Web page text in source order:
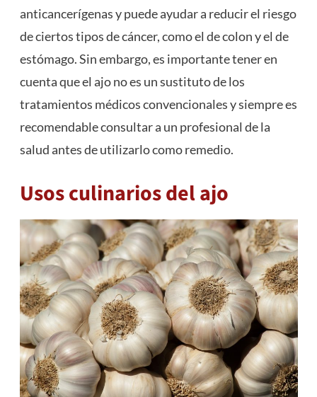
anticancerígenas y puede ayudar a reducir el riesgo
de ciertos tipos de cáncer, como el de colon y el de
estómago. Sin embargo, es importante tener en
cuenta que el ajo no es un sustituto de los
tratamientos médicos convencionales y siempre es
recomendable consultar a un profesional de la
salud antes de utilizarlo como remedio.
Usos culinarios del ajo